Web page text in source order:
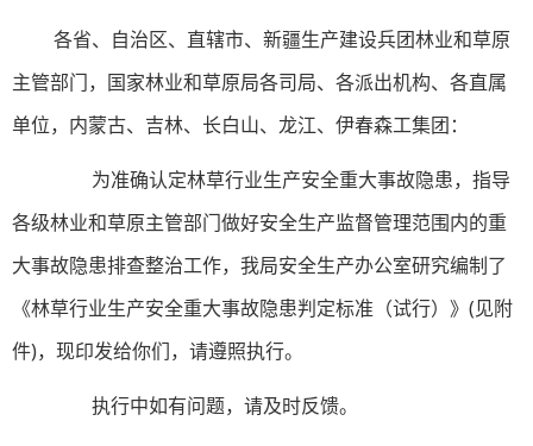
各省、自治区、直辖市、新疆生产建设兵团林业和草原
主管部门，国家林业和草原局各司局、各派出机构、各直属
单位，内蒙古、吉林、长白山、龙江、伊春森工集团：
为准确认定林草行业生产安全重大事故隐患，指导
各级林业和草原主管部门做好安全生产监督管理范围内的重
大事故隐患排查整治工作，我局安全生产办公室研究编制了
《林草行业生产安全重大事故隐患判定标准（试行）》(见附
件)，现印发给你们，请遵照执行。
执行中如有问题，请及时反馈。